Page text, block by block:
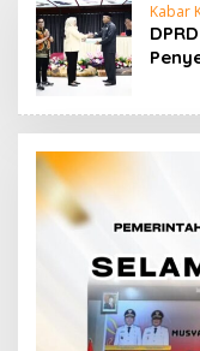
Kabar